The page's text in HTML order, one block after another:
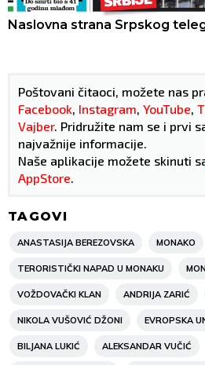
Naslovna strana Srpskog
Poštovani čitaoci, možete nas
Facebook, Instagram, YouTube,
Vajber. Pridružite nam se i prvi
najvažnije informacije.
Naše aplikacije možete skinuti
AppStore.
TAGOVI
ANASTASIJA BEREZOVSKA MONAKO
TERORISTIČKI NAPAD U MONAKU
VOŽDOVAČKI KLAN ANDRIJA ZARIĆ
NIKOLA VUŠOVIĆ DŽONI EVROPSKA
BILJANA LUKIĆ ALEKSANDAR VUČIĆ